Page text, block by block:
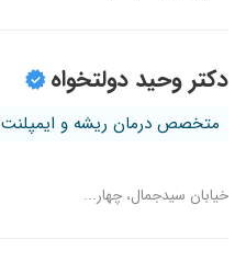
دکتر وحید دولتخواه
متخصص درمان ریشه و ایمپلنت
خیابان سیدجمال، چهار...